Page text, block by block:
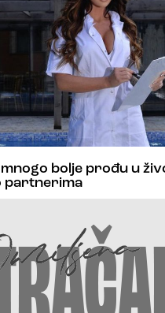
mnogo bolje prođu u
partnerima